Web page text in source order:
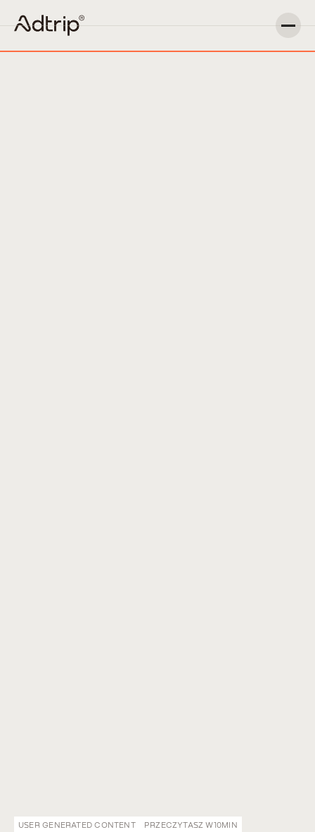
USER GENERATED CONTENT PRZECZYTASZ W10MIN